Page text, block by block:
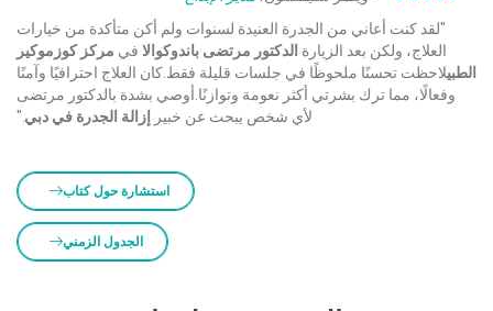
"لقد كنت أعاني من الجدرة العنيدة لسنوات ولم أكن متأكدة من خيارات
العلاج، ولكن بعد الزيارة الدكتور مرتضى باندوكوالا في مركز كوزموكير
الطبي‎لاحظت تحسنًا ملحوظًا في جلسات قليلة فقط.كان العلاج احترافيًا وآمنًا
وفعالًا، مما ترك بشرتي أكثر نعومة وتوازنًا.أوصي بشدة بالدكتور مرتضى
لأي شخص يبحث عن خبير
إزالة الجدرة في دبي ."
استشارة حول كتاب
الجدول الزمني